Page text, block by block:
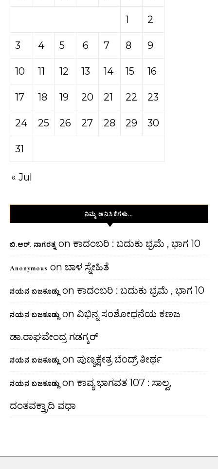
1 2
3 4 5 6 7 8 9
10 11 12 13 14 15 16
17 18 19 20 21 22 23
24 25 26 27 28 29 30
31
« Jul
ನಿಮ್ಮ ಅನಿಸಿಕೆಗಳು…
ಬಿ.ಆರ್. ನಾಗರತ್ನ on ಕಾದಂಬರಿ : ಬದುಕು ಭ್ರಮೆ , ಭಾಗ 10
Anonymous on ಬಾಳ ಸ್ನೇಹಿತೆ
ನಯನ ಬಜಕೂಡ್ಲು on ಕಾದಂಬರಿ : ಬದುಕು ಭ್ರಮೆ , ಭಾಗ 10
ನಯನ ಬಜಕೂಡ್ಲು on ವಿಭಿನ್ನ ಸಂಶೋಧನೆಯ ಕಣಜ
ಡಾ.ರಾಘವೇಂದ್ರ ಗಡಗ್ಕರ್
ನಯನ ಬಜಕೂಡ್ಲು on ಪುಣ್ಯಕ್ಷೇತ್ರ ಬೆಂದ್ರ್ ತೀರ್ಥ
ನಯನ ಬಜಕೂಡ್ಲು on ಕಾವ್ಯ ಭಾಗವತ 107 : ಸಾಲ್ವ,
ದಂತವಕ್ತ್ರಾದಿ ವಧಾ